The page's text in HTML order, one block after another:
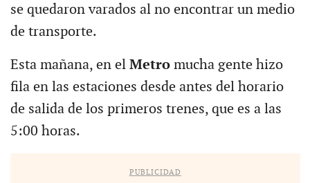
se quedaron varados al no encontrar un medio
de transporte.
Esta mañana, en el Metro mucha gente hizo
fila en las estaciones desde antes del horario
de salida de los primeros trenes, que es a las
5:00 horas.
PUBLICIDAD